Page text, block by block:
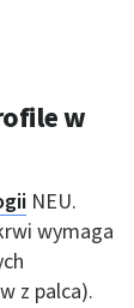
w
NEU.
wymaga
z palca).